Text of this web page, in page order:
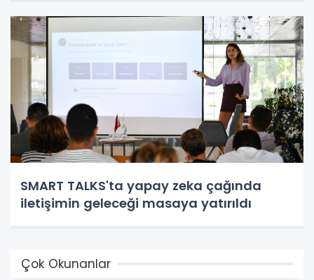
SMART TALKS'ta yapay zeka çağında
iletişimin geleceği masaya yatırıldı
Çok Okunanlar